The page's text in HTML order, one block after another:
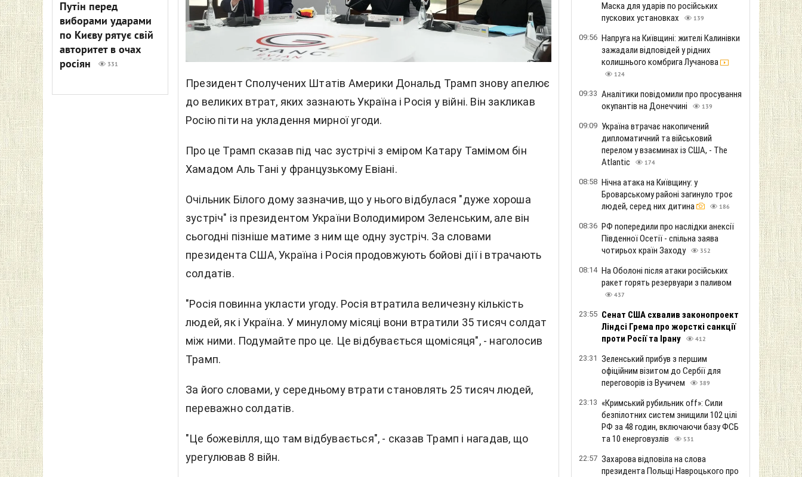
Путін перед
виборами ударами
по Києву рятує свій
авторитет в очах
росіян
331
Президент Сполучених Штатів Америки Дональд Трамп знову апелює
до великих втрат, яких зазнають Україна і Росія у війні. Він закликав
Росію піти на укладення мирної угоди.
Про це Трамп сказав під час зустрічі з еміром Катару Тамімом бін
Хамадом Аль Тані у французькому Евіані.
Очільник Білого дому зазначив, що у нього відбулася "дуже хороша
зустріч" із президентом України Володимиром Зеленським, але він
сьогодні пізніше матиме з ним ще одну зустріч. За словами
президента США, Україна і Росія продовжують бойові дії і втрачають
солдатів.
"Росія повинна укласти угоду. Росія втратила величезну кількість
людей, як і Україна. У минулому місяці вони втратили 35 тисяч солдат
між ними. Подумайте про це. Це відбувається щомісяця", - наголосив
Трамп.
За його словами, у середньому втрати становлять 25 тисяч людей,
переважно солдатів.
"Це божевілля, що там відбувається", - сказав Трамп і нагадав, що
урегулював 8 війн.
Маска для ударів по російських
пускових установках
139
09:56 Напруга на Київщині: жителі Калинівки
зажадали відповідей у ​​рідних
колишнього комбрига Лучанова
124
09:33 Аналітики повідомили про просування
окупантів на Донеччині
139
09:09 Україна втрачає накопичений
дипломатичний та військовий
перелом у взаєминах із США, - The
Atlantic
174
08:58 Нічна атака на Київщину: у
Броварському районі загинуло троє
людей, серед них дитина
186
08:36 РФ попередили про наслідки анексії
Південної Осетії - спільна заява
чотирьох країн Заходу
352
08:14 На Оболоні після атаки російських
ракет горять резервуари з паливом
437
23:55 Сенат США схвалив законопроект
Ліндсі Грема про жорсткі санкції
проти Росії та Ірану
412
23:31 Зеленський прибув з першим
офіційним візитом до Сербії для
переговорів із Вучичем
389
23:13 «Кримський рубильник off»: Сили
безпілотних систем знищили 102 цілі
РФ за 48 годин, включаючи базу ФСБ
та 10 енерговузлів
531
22:57 Захарова відповіла на слова
президента Польщі Навроцького про